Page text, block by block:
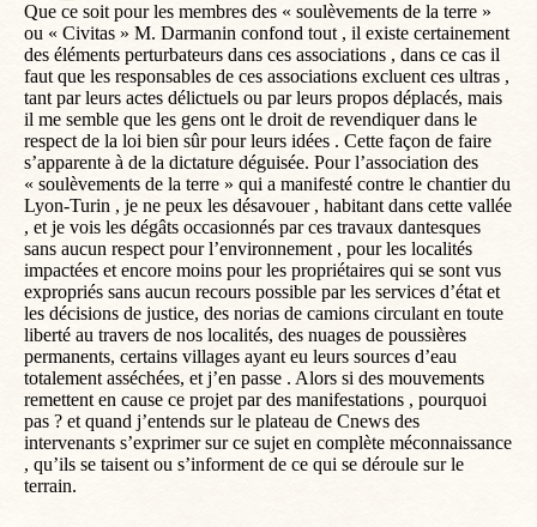
Que ce soit pour les membres des « soulèvements de la terre »
ou « Civitas » M. Darmanin confond tout , il existe certainement
des éléments perturbateurs dans ces associations , dans ce cas il
faut que les responsables de ces associations excluent ces ultras ,
tant par leurs actes délictuels ou par leurs propos déplacés, mais
il me semble que les gens ont le droit de revendiquer dans le
respect de la loi bien sûr pour leurs idées . Cette façon de faire
s’apparente à de la dictature déguisée. Pour l’association des
« soulèvements de la terre » qui a manifesté contre le chantier du
Lyon-Turin , je ne peux les désavouer , habitant dans cette vallée
, et je vois les dégâts occasionnés par ces travaux dantesques
sans aucun respect pour l’environnement , pour les localités
impactées et encore moins pour les propriétaires qui se sont vus
expropriés sans aucun recours possible par les services d’état et
les décisions de justice, des norias de camions circulant en toute
liberté au travers de nos localités, des nuages de poussières
permanents, certains villages ayant eu leurs sources d’eau
totalement asséchées, et j’en passe . Alors si des mouvements
remettent en cause ce projet par des manifestations , pourquoi
pas ? et quand j’entends sur le plateau de Cnews des
intervenants s’exprimer sur ce sujet en complète méconnaissance
, qu’ils se taisent ou s’informent de ce qui se déroule sur le
terrain.